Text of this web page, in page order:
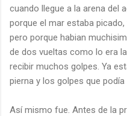
cuando llegue a la arena del
porque el mar estaba
pero porque habian
de dos vueltas como lo era
recibir muchos golpes. Ya
pierna y los golpes que podía
Así mismo fue. Antes de la